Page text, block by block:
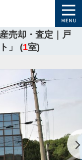
売却・査定｜戸
」 (1室)